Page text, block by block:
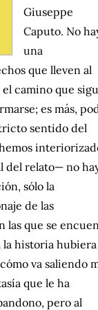
Giuseppe
Caputo. No
una
que lleven al
camino que
es más,
sentido del
del relato— no
sólo la
de las
las que se
la historia hubiera
va saliendo
que le ha
pero al